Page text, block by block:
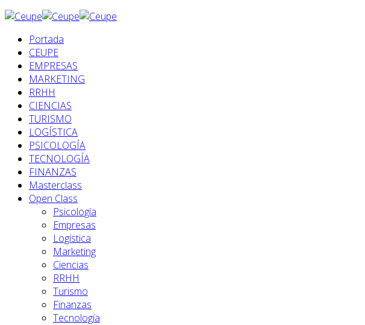
Portada
CEUPE
EMPRESAS
MARKETING
RRHH
CIENCIAS
TURISMO
LOGÍSTICA
PSICOLOGÍA
TECNOLOGÍA
FINANZAS
Masterclass
Open Class
Psicología
Empresas
Logística
Marketing
Ciencias
RRHH
Turismo
Finanzas
Tecnología